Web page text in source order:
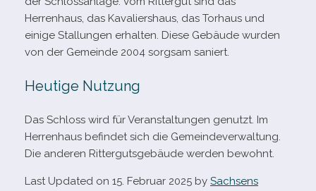
Herrenhaus, das Kavaliershaus, das Torhaus und
einige Stallungen erhal­ten. Diese Gebäude wur­den
von der Gemeinde 2004 sorg­sam saniert.
Heutige Nutzung
Das Schloss wird für Veranstaltungen genutzt. Im
Herrenhaus befin­det sich die Gemeindeverwaltung.
Die ande­ren Rittergutsgebäude wer­den bewohnt.
Last Updated on 15. Februar 2025 by Sachsens